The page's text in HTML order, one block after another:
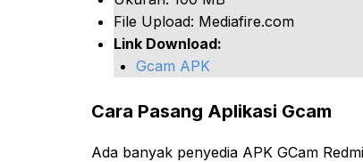
File Upload: Mediafire.com
Link Download:
Gcam APK
Cara Pasang Aplikasi Gcam
Ada banyak penyedia APK GCam